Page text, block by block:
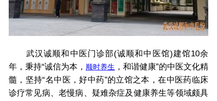
武汉诚顺和中医门诊部(诚顺和中医馆)建馆10余
年，秉持“诚信为本， 顺时养生 ，和谐健康”的中医文化精
髓，坚持“名中医，好中药”的立馆之本，在中医药临床
诊疗常见病、老慢病、疑难杂症及健康养生等领域颇具